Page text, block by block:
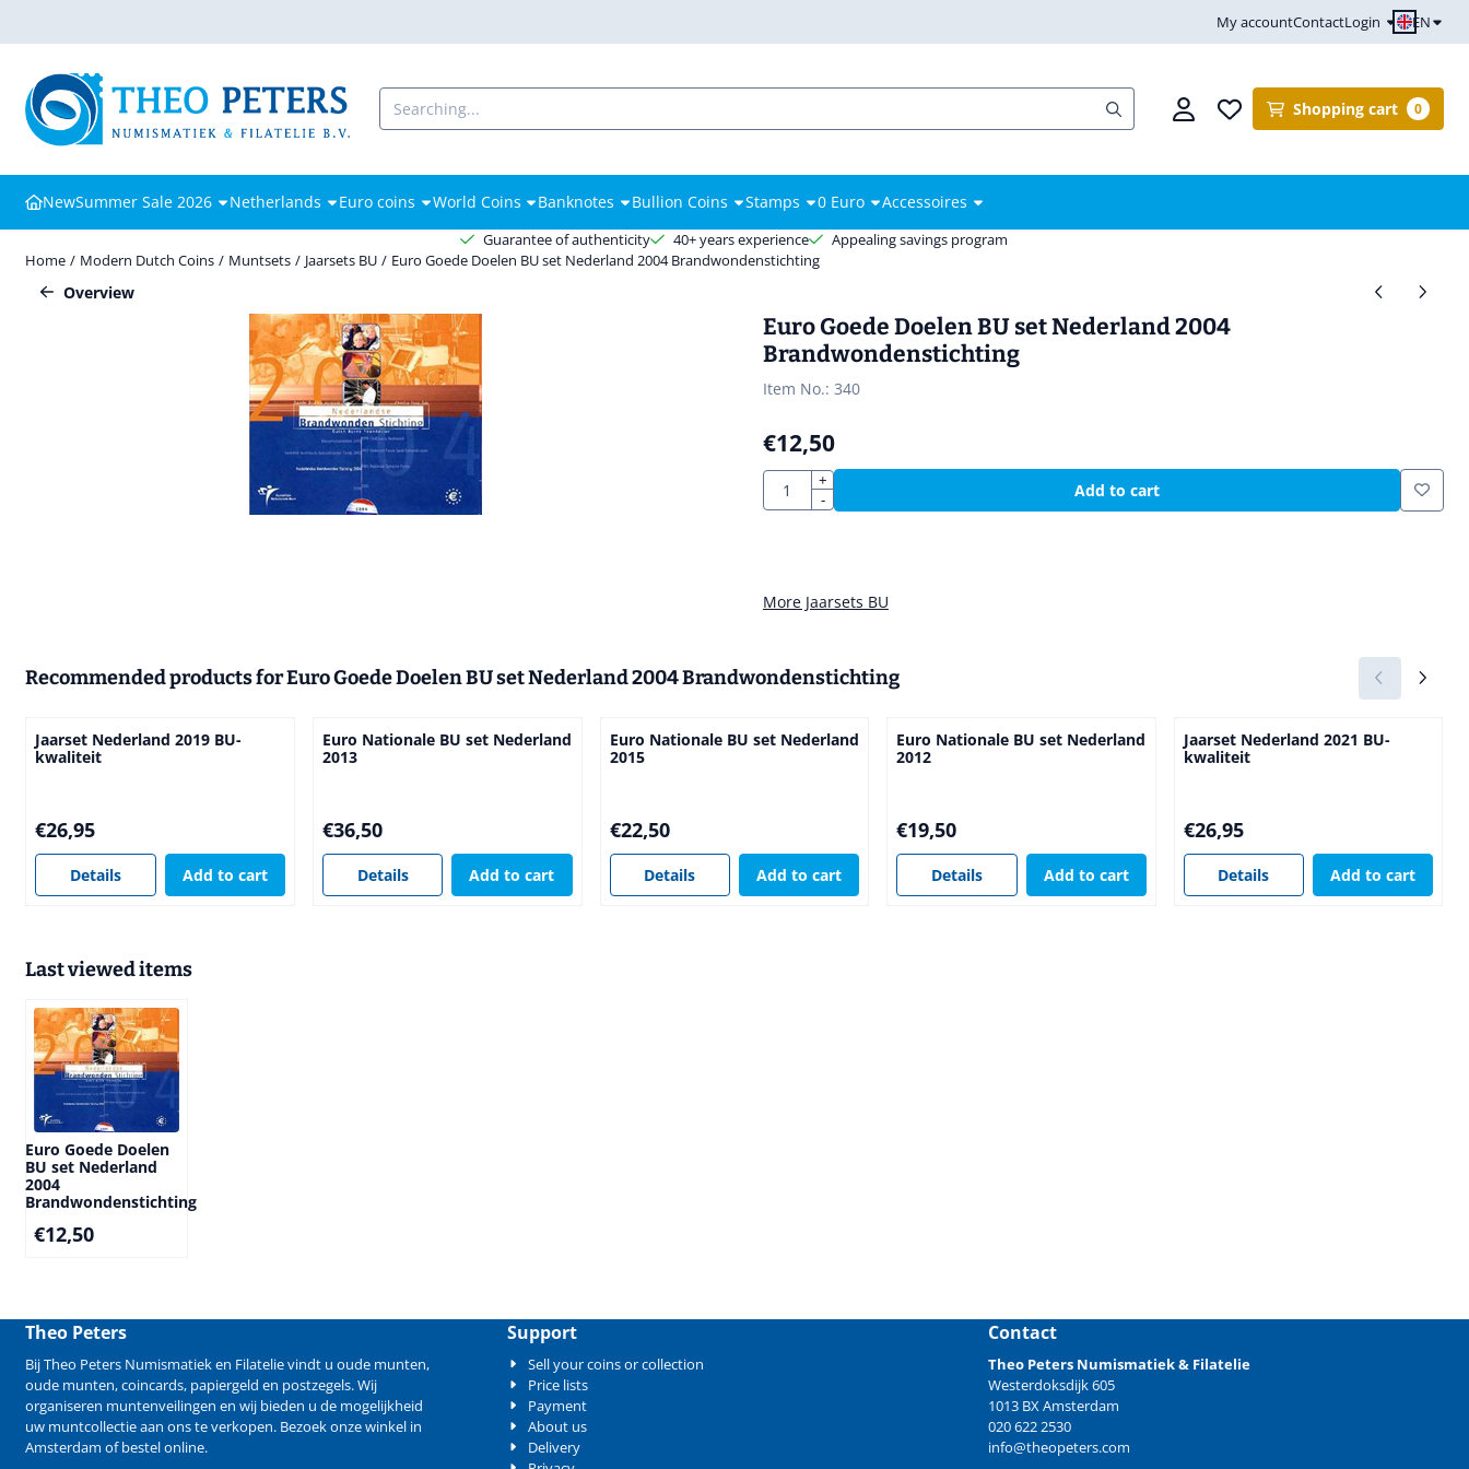
My accountContactLogin EN
Search
Shopping cart 0
NewSummer Sale 2026 Netherlands Euro coins World Coins Banknotes Bullion Coins Stamps 0 Euro Accessoires
Guarantee of authenticity 40+ years experience
Appealing savings program
Home / Modern Dutch Coins / Muntsets / Jaarsets BU / Euro Goede Doelen BU set Nederland 2004 Brandwondenstichting
Overview
Euro Goede Doelen BU set Nederland 2004
Brandwondenstichting
Item No.: 340
€12,50
Quantity
+
-
Add to cart
More Jaarsets BU
Recommended products forEuro Goede Doelen BU set Nederland 2004 Brandwondenstichting
Jaarset Nederland 2019 BU-
kwaliteit
Price: 26,95
€26,95
Details Add to cart
Euro Nationale BU set Nederland
2013
Price: 36,50
€36,50
Details Add to cart
Euro Nationale BU set Nederland
2015
Price: 22,50
€22,50
Details Add to cart
Euro Nationale BU set Nederland
2012
Price: 19,50
€19,50
Details Add to cart
Jaarset Nederland 2021 BU-
kwaliteit
Price: 26,95
€26,95
Details Add to cart
Last viewed items
Euro Goede Doelen
BU set Nederland
2004
Brandwondenstichting
€12,50
Theo Peters
Bij Theo Peters Numismatiek en Filatelie vindt u oude munten,
oude munten,coincards, papiergeld en postzegels. Wij
organiseren muntenveilingen en wij bieden u de mogelijkheid
uw muntcollectie aan ons te verkopen. Bezoek onze winkel in
Amsterdam of bestel online.
Support
Sell your coins or collection
Price lists
Payment
About us
Delivery
Contact
Theo Peters Numismatiek & Filatelie
Westerdoksdijk 605
1013 BX Amsterdam
020 622 2530
info@theopeters.com